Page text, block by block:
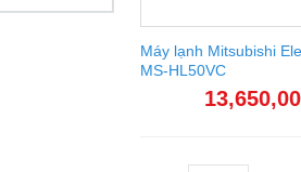
Máy lạnh Mitsubishi
MS-HL50VC